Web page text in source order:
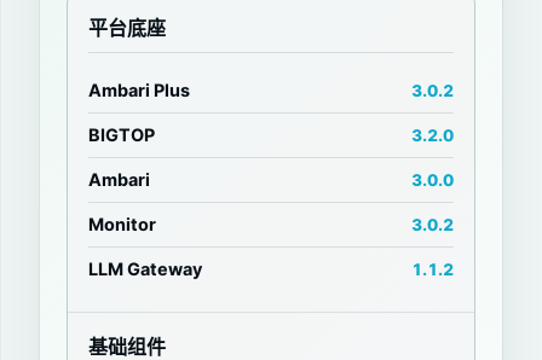
平台底座
Ambari Plus 3.0.2
BIGTOP 3.2.0
Ambari 3.0.0
Monitor 3.0.2
LLM Gateway 1.1.2
基础组件